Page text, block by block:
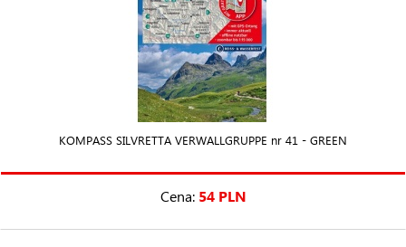
KOMPASS SILVRETTA VERWALLGRUPPE nr 41 - GREEN
Cena: 54 PLN